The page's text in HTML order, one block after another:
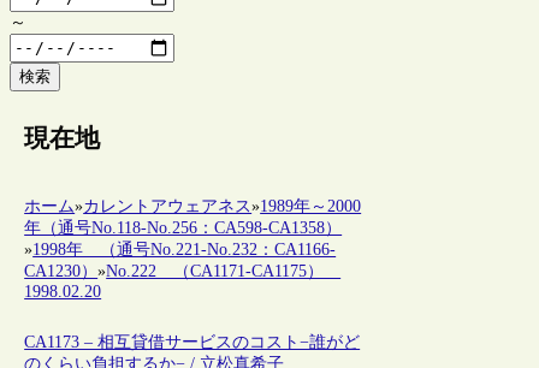
～
検索
現在地
ホーム»カレントアウェアネス»1989年～2000
年（通号No.118-No.256：CA598-CA1358）
»1998年 （通号No.221-No.232：CA1166-
CA1230）»No.222 （CA1171-CA1175）
1998.02.20
CA1173 – 相互貸借サービスのコスト−誰がど
のくらい負担するか− / 立松真希子